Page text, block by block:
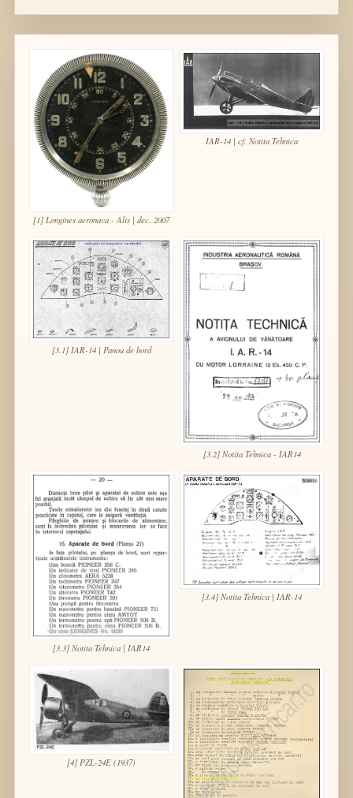
[1] Longines aeronava - Alis | dec. 2007
IAR-14 | cf. Notita Tehnica
[3.1] IAR-14 | Panou de bord
[3.2] Notita Tehnica - IAR14
[3.3] Notita Tehnica | IAR14
[3.4] Notita Tehnica | IAR-14
[4] PZL-24E (1937)